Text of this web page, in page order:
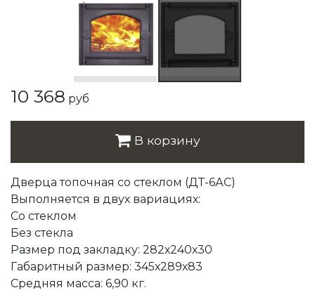
10 368 руб
В корзину
Дверца топочная со стеклом (ДТ-6АС)
Выполняется в двух вариациях:
Со стеклом
Без стекла
Размер под закладку: 282х240х30
Габаритный размер: 345х289х83
Средняя масса: 6,90 кг.